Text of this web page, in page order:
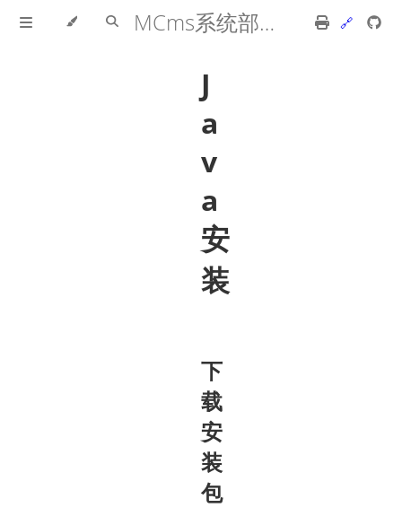
MCms系统部署手册
J
a
v
a
安
装
下
载
安
装
包